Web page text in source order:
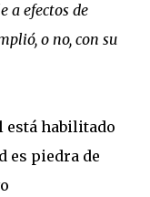
a efectos de
o no, con su
está habilitado
es piedra de